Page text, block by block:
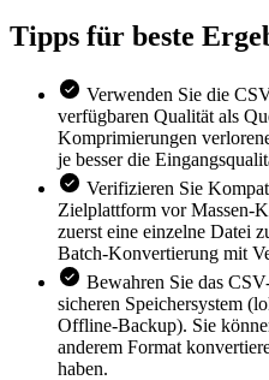
Tipps für beste
Verwenden Sie die
verfügbaren Qualität als
Komprimierungen
je besser die
Verifizieren Sie
Zielplattform vor Massen-
zuerst eine einzelne Datei
Batch-Konvertierung mit
Bewahren Sie das
sicheren Speichersystem
Offline-Backup). Sie
anderem Format
haben.